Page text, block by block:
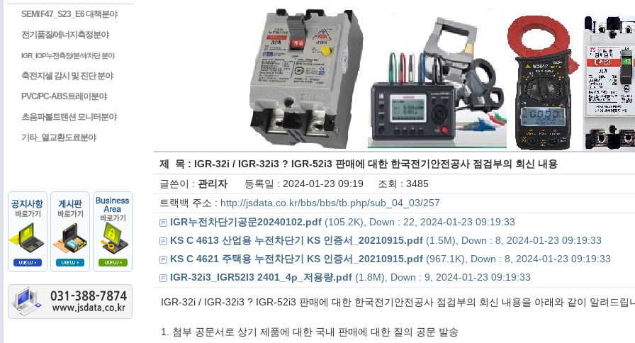
SEMI F47_S23_E6 대책분야
전기품질/에너지측정분야
IGR_IOP누전측정/분석/차단 분야
축전지셀 감시 및 진단 분야
PVC/PC-ABS트레이분야
초음파볼트텐션 모니터분야
기타_열교환도료분야
제 목 : IGR-32i / IGR-32i3 ? IGR-52i3 판매에 대한 한국전기안전공사 점검부의 회신 내용
글쓴이 : 관리자등록일 : 2024-01-23 09:19 조회 : 3485
트랙백 주소 : http://jsdata.co.kr/bbs/bbs/tb.php/sub_04_03/257
IGR누전차단기공문20240102.pdf(105.2K), Down : 22, 2024-01-23 09:19:33
KS C 4613 산업용 누전차단기 KS 인증서_20210915.pdf(1.5M), Down : 8, 2024-01-23 09:19:33
KS C 4621 주택용 누전차단기 KS 인증서_20210915.pdf(967.1K), Down : 8, 2024-01-23 09:19:33
IGR-32i3_IGR52I3 2401_4p_저용량.pdf(1.8M), Down : 9, 2024-01-23 09:19:33
IGR-32i / IGR-32i3 ? IGR-52i3 판매에 대한 한국전기안전공사 점검부의 회신 내용을 아래와 같이 알려드립
1. 첨부 공문서로 상기 제품에 대한 국내 판매에 대한 질의 공문 발송